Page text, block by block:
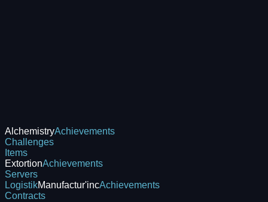
AlchemistryAchievements
Challenges
Items
ExtortionAchievements
Servers
LogistikManufactur'incAchievements
Contracts